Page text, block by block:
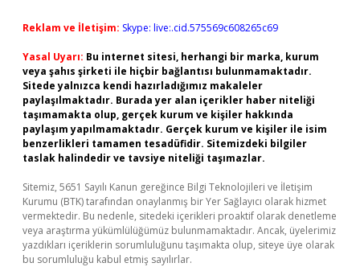
Reklam ve İletişim: Skype: live:.cid.575569c608265c69
Yasal Uyarı: Bu internet sitesi, herhangi bir marka, kurum
veya şahıs şirketi ile hiçbir bağlantısı bulunmamaktadır.
Sitede yalnızca kendi hazırladığımız makaleler
paylaşılmaktadır. Burada yer alan içerikler haber niteliği
taşımamakta olup, gerçek kurum ve kişiler hakkında
paylaşım yapılmamaktadır. Gerçek kurum ve kişiler ile isim
benzerlikleri tamamen tesadüfidir. Sitemizdeki bilgiler
taslak halindedir ve tavsiye niteliği taşımazlar.
Sitemiz, 5651 Sayılı Kanun gereğince Bilgi Teknolojileri ve İletişim
Kurumu (BTK) tarafından onaylanmış bir Yer Sağlayıcı olarak hizmet
vermektedir. Bu nedenle, sitedeki içerikleri proaktif olarak denetleme
veya araştırma yükümlülüğümüz bulunmamaktadır. Ancak, üyelerimiz
yazdıkları içeriklerin sorumluluğunu taşımakta olup, siteye üye olarak
bu sorumluluğu kabul etmiş sayılırlar.